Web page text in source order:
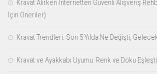
Kravat Alırken İnternetten Güvenli Alışveriş
İçin Öneriler)
Kravat Trendleri: Son 5 Yılda Ne Değişti,
Kravat ve Ayakkabı Uyumu: Renk ve Doku